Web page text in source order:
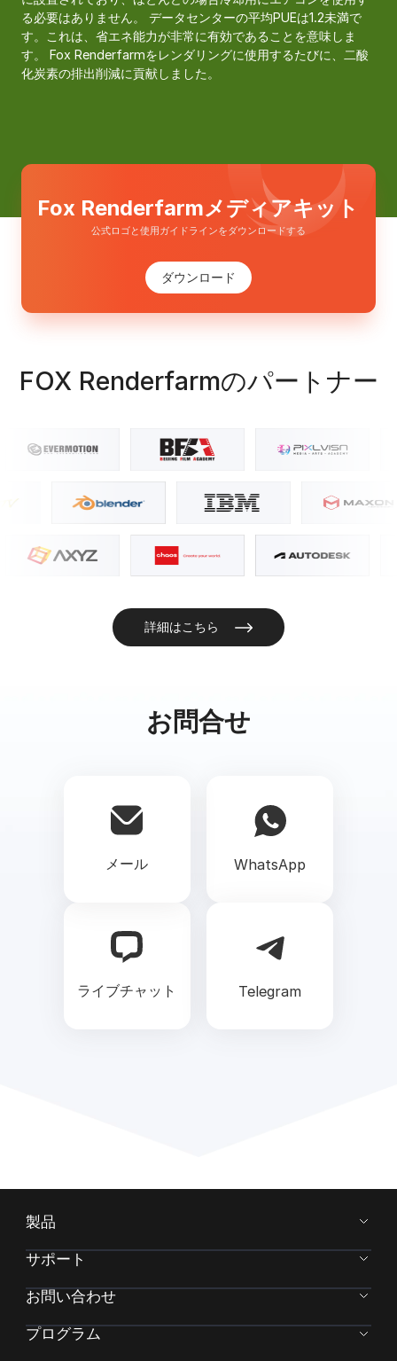
る必要はありません。 データセンターの平均PUEは1.2未満で
す。これは、省エネ能力が非常に有効であることを意味しま
す。 Fox Renderfarmをレンダリングに使用するたびに、二酸
化炭素の排出削減に貢献しました。
Fox Renderfarmメディアキット
公式ロゴと使用ガイドラインをダウンロードする
ダウンロード
FOX Renderfarmのパートナー
詳細はこちら
お問合せ
メール WhatsApp
ライブチャット Telegram
製品
サポート
お問い合わせ
プログラム